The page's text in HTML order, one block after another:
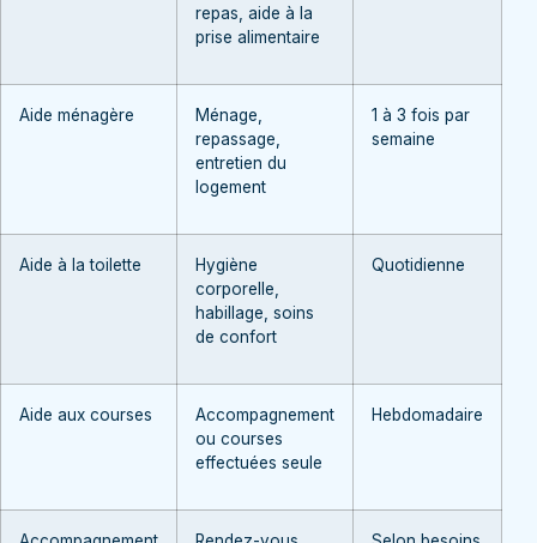
repas, aide à la
prise alimentaire
Aide ménagère
Ménage,
repassage,
entretien du
logement
1 à 3 fois par
semaine
Aide à la toilette
Hygiène
corporelle,
habillage, soins
de confort
Quotidienne
Aide aux courses
Accompagnement
ou courses
effectuées seule
Hebdomadaire